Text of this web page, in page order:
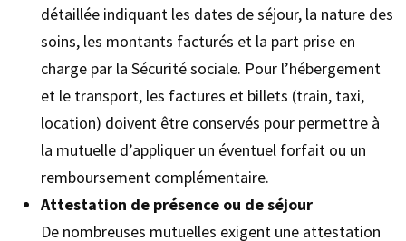
détaillée indiquant les dates de séjour, la nature des
soins, les montants facturés et la part prise en
charge par la Sécurité sociale. Pour l’hébergement
et le transport, les factures et billets (train, taxi,
location) doivent être conservés pour permettre à
la mutuelle d’appliquer un éventuel forfait ou un
remboursement complémentaire.
Attestation de présence ou de séjour
De nombreuses mutuelles exigent une attestation